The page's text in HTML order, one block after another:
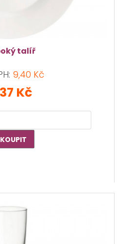
talíř
9,40 Kč
Kč